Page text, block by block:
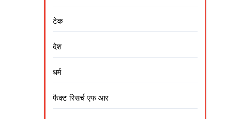
टेक
देश
धर्म
फैक्ट रिसर्च एफ आर